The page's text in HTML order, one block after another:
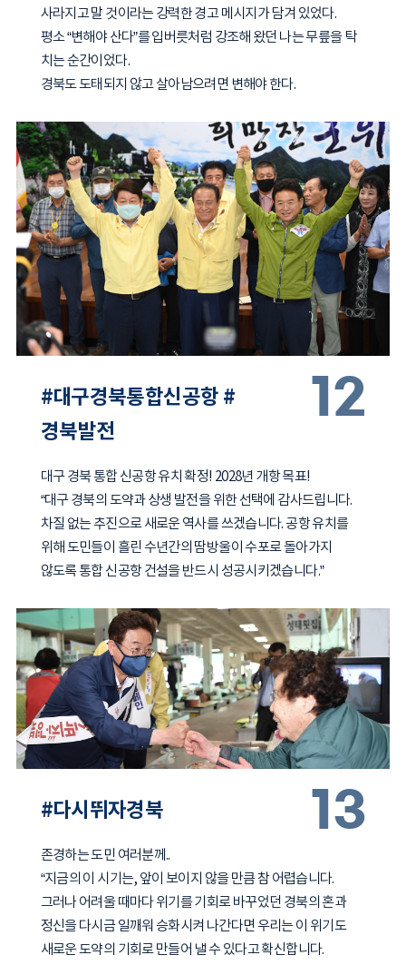
사라지고 말 것이라는 강력한 경고 메시지가 담겨 있었다.
평소 “변해야 산다”를 입버릇처럼 강조해 왔던 나는 무릎을 탁
치는 순간이었다.
경북도 도태되지 않고 살아남으려면 변해야 한다.
12
#대구경북통합신공항 #
경북발전
대구 경북 통합 신공항 유치 확정! 2028년 개항 목표!
“대구 경북의 도약과 상생 발전을 위한 선택에 감사드립니다.
차질 없는 추진으로 새로운 역사를 쓰겠습니다. 공항 유치를
위해 도민들이 흘린 수년간의 땀방울이 수포로 돌아가지
않도록 통합 신공항 건설을 반드시 성공시키겠습니다.”
13
#다시뛰자경북
존경하는 도민 여러분께..
“지금의 이 시기는, 앞이 보이지 않을 만큼 참 어렵습니다.
그러나 어려울 때마다 위기를 기회로 바꾸었던 경북의 혼과
정신을 다시금 일깨워 승화시켜 나간다면 우리는 이 위기도
새로운 도약의 기회로 만들어 낼 수 있다고 확신합니다.